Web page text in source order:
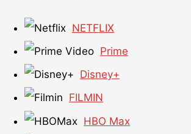
NETFLIX
Prime
Disney+
FILMIN
HBO Max